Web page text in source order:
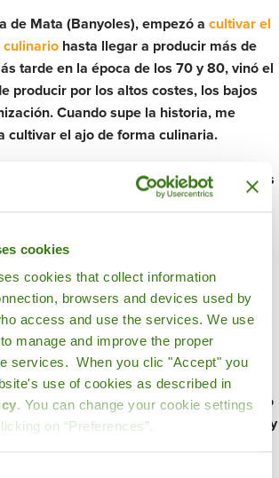
cookies
cookies that collect information
browsers and devices used by
access and use the services. We use
manage and improve the proper
services. When you clic "Accept" you
use of cookies as described in
. You can change your cookie settings
on “Preferences”.
de Mata (Banyoles), empezó a cultivar el
culinario hasta llegar a producir más de
tarde en la época de los 70 y 80, vinó el
producir por los altos costes, los bajos
Cuando supe la historia, me
cultivar el ajo de forma culinaria.
traer variedades de ajo morado, similares
mas de 50 años, pero resultaron poco
a interesarme por las variedades de
las más comunes y rentables, dado la
No debemos olvidar que el origen de
trasladada a Egipto, Grecia, Roma y
a producir, ya que iniciarse supone
muy alto, por la inversión que
personal e insumos. El cultivo del ajo
empieza a plantarse en septiembre, y
de junio. Son mas de 9 meses desde